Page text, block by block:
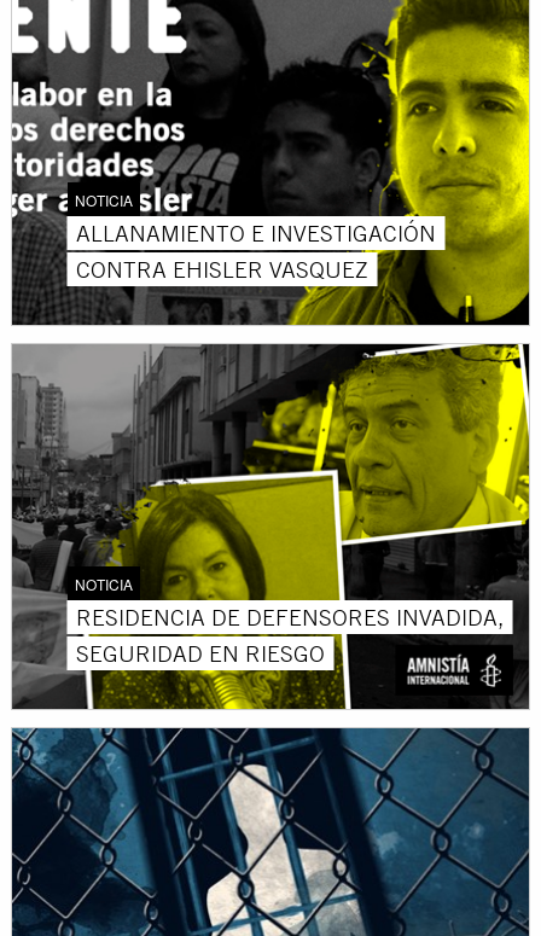
NOTICIA
ALLANAMIENTO E INVESTIGACIÓN
CONTRA EHISLER VASQUEZ
NOTICIA
RESIDENCIA DE DEFENSORES INVADIDA,
SEGURIDAD EN RIESGO